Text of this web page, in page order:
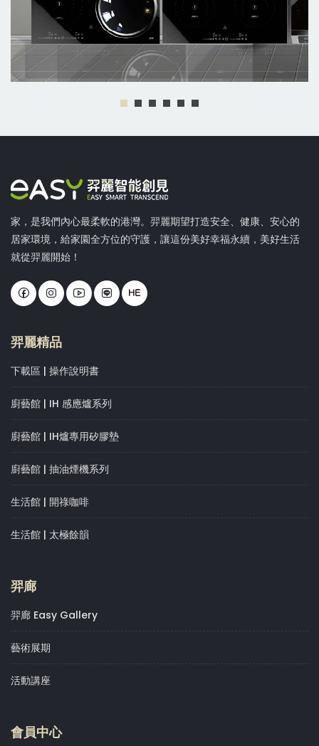
家，是我們內心最柔軟的港灣。羿麗期望打造安全、健康、安心的
居家環境，給家園全方位的守護，讓這份美好幸福永續，美好生活
就從羿麗開始！
羿麗精品
下載區 | 操作說明書
廚藝館 | IH 感應爐系列
廚藝館 | IH爐專用矽膠墊
廚藝館 | 抽油煙機系列
生活館 | 開祿咖啡
生活館 | 太極餘韻
羿廊
羿廊 Easy Gallery
藝術展期
活動講座
會員中心